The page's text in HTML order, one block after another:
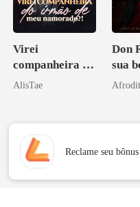
Virei
companheira do
irmão de meu
AlisTae
Don
sua
ruína
Reclame seu